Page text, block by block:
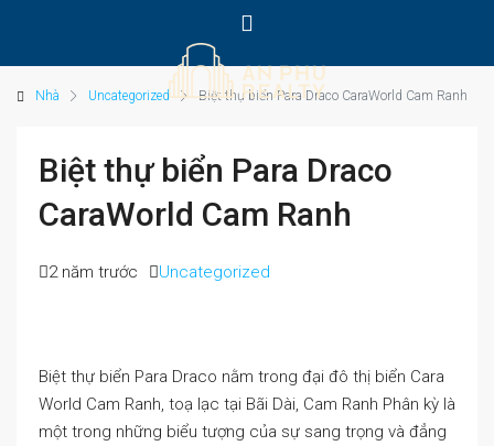
Nhà Uncategorized Biệt thự biển Para Draco CaraWorld Cam Ranh
Biệt thự biển Para Draco
CaraWorld Cam Ranh
2 năm trước Uncategorized
Biệt thự biển Para Draco nằm trong đại đô thị biển Cara
World Cam Ranh, toạ lạc tại Bãi Dài, Cam Ranh Phân kỳ là
một trong những biểu tượng của sự sang trọng và đẳng